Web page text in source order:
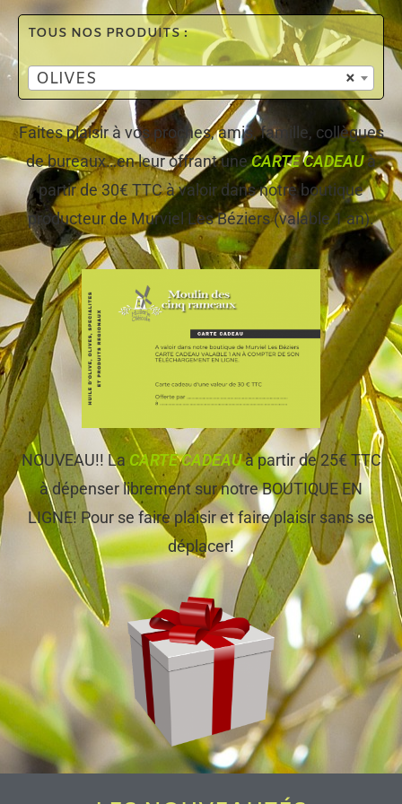
TOUS NOS PRODUITS :
×
OLIVES
Faites plaisir à vos proches, amis, famille, collègues
de bureaux…en leur offrant uneCARTE CADEAUà
partir de 30€ TTC à valoir dans notre boutique
producteur de Murviel Les Béziers (valable 1 an).
NOUVEAU!! La CARTE CADEAUà partir de 25€ TTC
à dépenser librement sur notre BOUTIQUE EN
LIGNE! Pour se faire plaisir et faire plaisir sans se
déplacer!